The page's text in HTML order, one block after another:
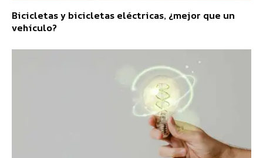
Bicicletas y bicicletas eléctricas, ¿mejor que un
vehículo?